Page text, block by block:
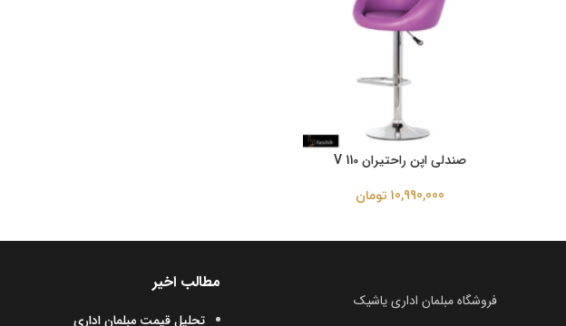
صندلی اپن راحتیران V 110
10,990,000 تومان
فروشگاه مبلمان اداری یاشیک
مطالب اخیر
تحلیل قیمت مبلمان اداری